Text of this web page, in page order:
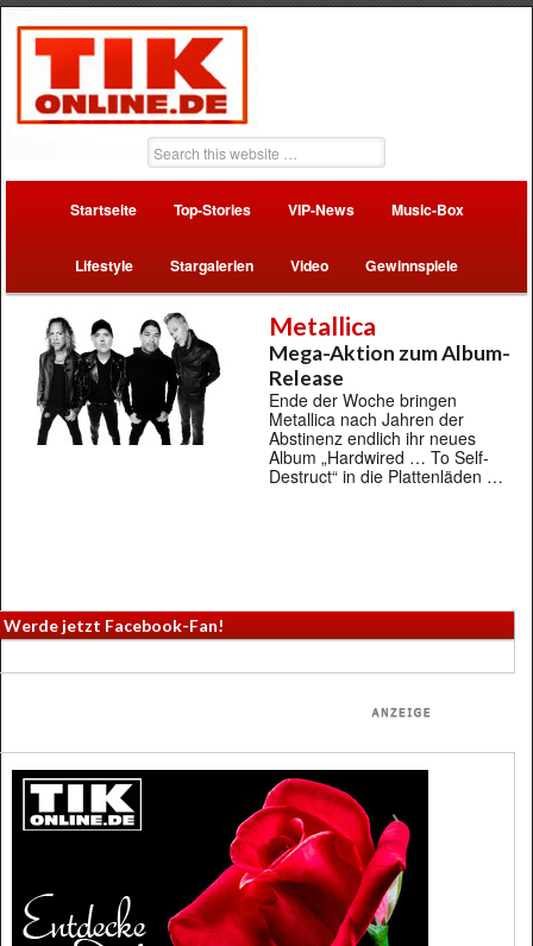
Startseite Top-Stories VIP-News Music-Box
Lifestyle Stargalerien Video Gewinnspiele
Metallica
Mega-Aktion zum Album-
Release
Ende der Woche bringen
Metallica nach Jahren der
Abstinenz endlich ihr neues
Album „Hardwired … To Self-
Destruct“ in die Plattenläden …
Werde jetzt Facebook-Fan!